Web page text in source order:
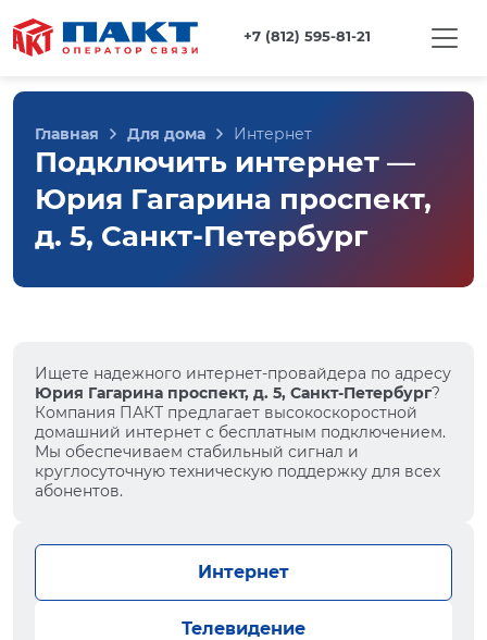
+7 (812) 595-81-21
Главная Для дома Интернет
Подключить интернет —
Юрия Гагарина проспект,
д. 5, Санкт-Петербург
Ищете надежного интернет-провайдера по адресу
Юрия Гагарина проспект, д. 5, Санкт-Петербург?
Компания ПАКТ предлагает высокоскоростной
домашний интернет с бесплатным подключением.
Мы обеспечиваем стабильный сигнал и
круглосуточную техническую поддержку для всех
абонентов.
Интернет
Телевидение